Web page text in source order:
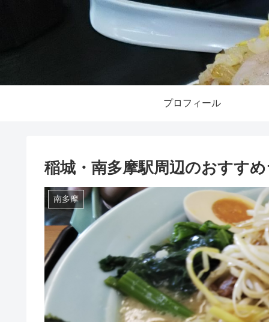
プロフィール
稲城・南多摩駅周辺のおすす
南多摩